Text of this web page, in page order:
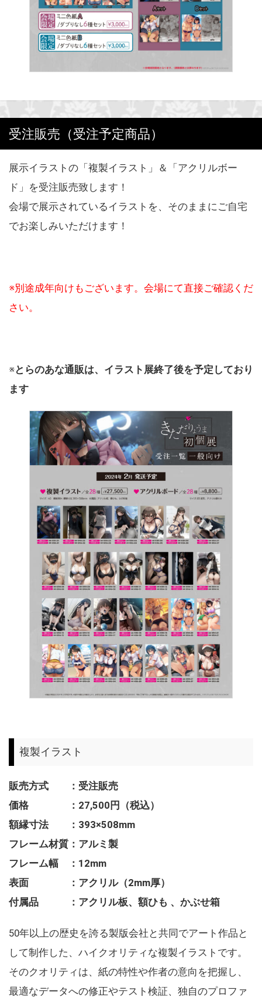
受注販売（受注予定商品）
展示イラストの「複製イラスト」＆「アクリルボー
ド」を受注販売致します！
会場で展示されているイラストを、そのままにご自宅
でお楽しみいただけます！
※別途成年向けもございます。会場にて直接ご確認くだ
さい。
※とらのあな通販は、イラスト展終了後を予定しており
ます
複製イラスト
販売方式 ：受注販売
価格 ：27,500円（税込）
額縁寸法 ：393×508mm
フレーム材質：アルミ製
フレーム幅 ：12mm
表面 ：アクリル（2mm厚）
付属品 ：アクリル板、額ひも 、かぶせ箱
50年以上の歴史を誇る製版会社と共同でアート作品と
して制作した、ハイクオリティな複製イラストです。
そのクオリティは、紙の特性や作者の意向を把握し、
最適なデータへの修正やテスト検証、独自のプロファ